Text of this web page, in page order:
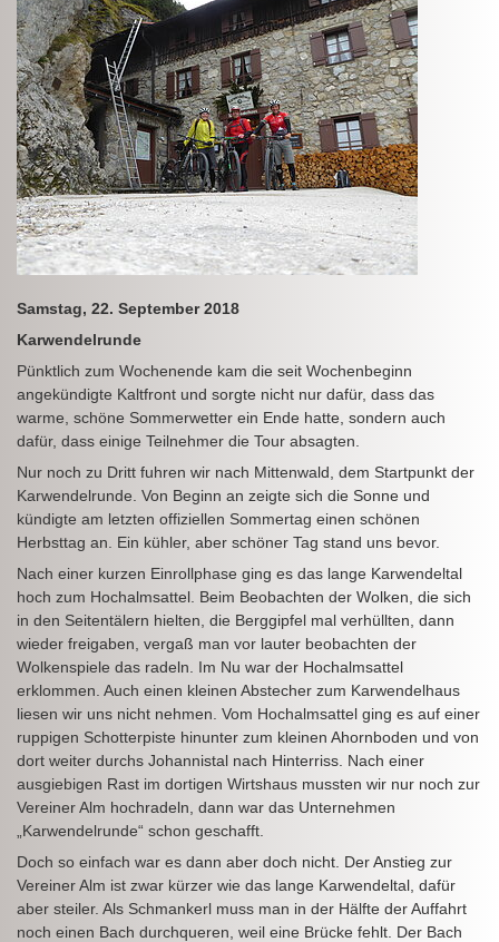
Samstag, 22. September 2018
Karwendelrunde
Pünktlich zum Wochenende kam die seit Wochenbeginn
angekündigte Kaltfront und sorgte nicht nur dafür, dass das
warme, schöne Sommerwetter ein Ende hatte, sondern auch
dafür, dass einige Teilnehmer die Tour absagten.
Nur noch zu Dritt fuhren wir nach Mittenwald, dem Startpunkt der
Karwendelrunde. Von Beginn an zeigte sich die Sonne und
kündigte am letzten offiziellen Sommertag einen schönen
Herbsttag an. Ein kühler, aber schöner Tag stand uns bevor.
Nach einer kurzen Einrollphase ging es das lange Karwendeltal
hoch zum Hochalmsattel. Beim Beobachten der Wolken, die sich
in den Seitentälern hielten, die Berggipfel mal verhüllten, dann
wieder freigaben, vergaß man vor lauter beobachten der
Wolkenspiele das radeln. Im Nu war der Hochalmsattel
erklommen. Auch einen kleinen Abstecher zum Karwendelhaus
liesen wir uns nicht nehmen. Vom Hochalmsattel ging es auf einer
ruppigen Schotterpiste hinunter zum kleinen Ahornboden und von
dort weiter durchs Johannistal nach Hinterriss. Nach einer
ausgiebigen Rast im dortigen Wirtshaus mussten wir nur noch zur
Vereiner Alm hochradeln, dann war das Unternehmen
„Karwendelrunde“ schon geschafft.
Doch so einfach war es dann aber doch nicht. Der Anstieg zur
Vereiner Alm ist zwar kürzer wie das lange Karwendeltal, dafür
aber steiler. Als Schmankerl muss man in der Hälfte der Auffahrt
noch einen Bach durchqueren, weil eine Brücke fehlt. Der Bach